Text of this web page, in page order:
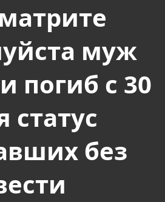
муж
погиб с 30
статус
без